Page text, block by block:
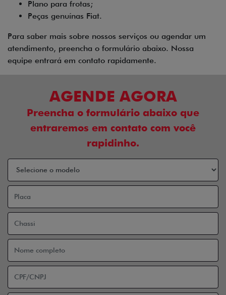
Plano para frotas;
Peças genuínas Fiat.
Para saber mais sobre nossos serviços ou agendar um
atendimento, preencha o formulário abaixo. Nossa
equipe entrará em contato rapidamente.
AGENDE AGORA
Preencha o formulário abaixo que
entraremos em contato com você
rapidinho.